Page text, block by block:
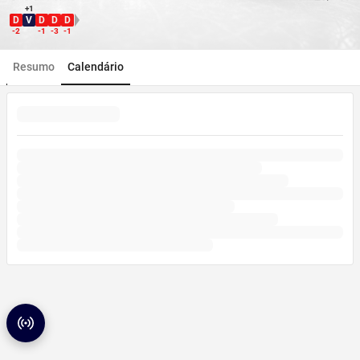
D
-2
+1
V D
-1
D
-3
D
-1 Direção WDL
Resumo Calendário
Radar de partidas